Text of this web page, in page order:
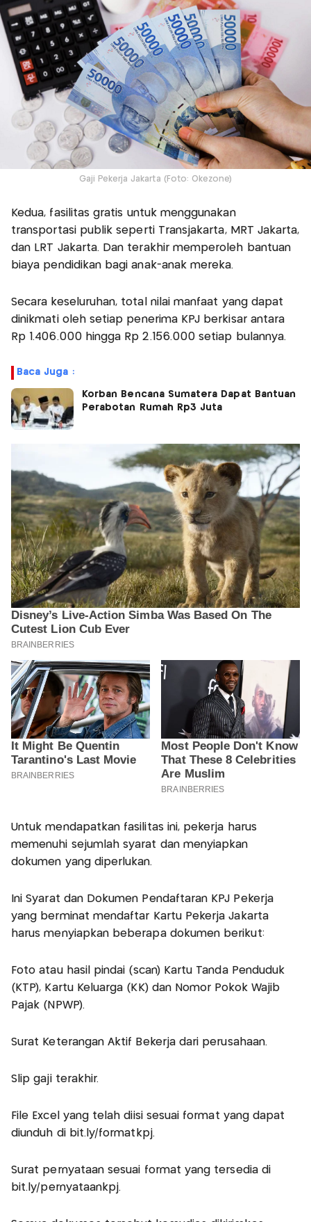
Gaji Pekerja Jakarta (Foto: Okezone)
Kedua, fasilitas gratis untuk menggunakan
transportasi publik seperti Transjakarta, MRT Jakarta,
dan LRT Jakarta. Dan terakhir memperoleh bantuan
biaya pendidikan bagi anak-anak mereka.
Secara keseluruhan, total nilai manfaat yang dapat
dinikmati oleh setiap penerima KPJ berkisar antara
Rp 1.406.000 hingga Rp 2.156.000 setiap bulannya.
Baca Juga :
Korban Bencana Sumatera Dapat Bantuan
Perabotan Rumah Rp3 Juta
Untuk mendapatkan fasilitas ini, pekerja harus
memenuhi sejumlah syarat dan menyiapkan
dokumen yang diperlukan.
Ini Syarat dan Dokumen Pendaftaran KPJ Pekerja
yang berminat mendaftar Kartu Pekerja Jakarta
harus menyiapkan beberapa dokumen berikut:
Foto atau hasil pindai (scan) Kartu Tanda Penduduk
(KTP), Kartu Keluarga (KK) dan Nomor Pokok Wajib
Pajak (NPWP).
Surat Keterangan Aktif Bekerja dari perusahaan.
Slip gaji terakhir.
File Excel yang telah diisi sesuai format yang dapat
diunduh di bit.ly/formatkpj.
Surat pernyataan sesuai format yang tersedia di
bit.ly/pernyataankpj.